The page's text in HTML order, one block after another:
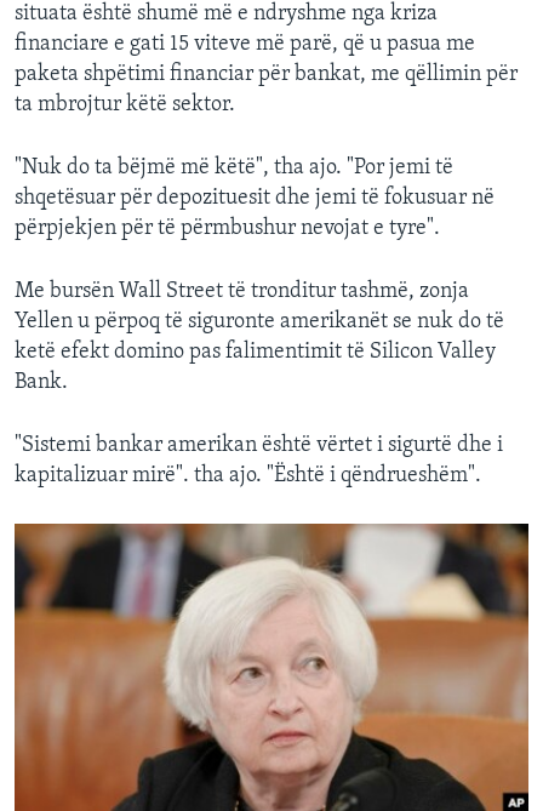
situata është shumë më e ndryshme nga kriza
financiare e gati 15 viteve më parë, që u pasua me
paketa shpëtimi financiar për bankat, me qëllimin për
ta mbrojtur këtë sektor.
"Nuk do ta bëjmë më këtë", tha ajo. "Por jemi të
shqetësuar për depozituesit dhe jemi të fokusuar në
përpjekjen për të përmbushur nevojat e tyre".
Me bursën Wall Street të tronditur tashmë, zonja
Yellen u përpoq të siguronte amerikanët se nuk do të
ketë efekt domino pas falimentimit të Silicon Valley
Bank.
"Sistemi bankar amerikan është vërtet i sigurtë dhe i
kapitalizuar mirë". tha ajo. "Është i qëndrueshëm".